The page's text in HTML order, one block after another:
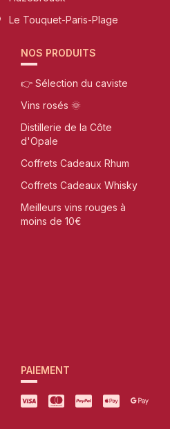
Le Touquet-Paris-Plage
NOS PRODUITS
👉 Sélection du caviste
Vins rosés 🌞
Distillerie de la Côte
d'Opale
Coffrets Cadeaux Rhum
Coffrets Cadeaux Whisky
Meilleurs vins rouges à
moins de 10€
PAIEMENT